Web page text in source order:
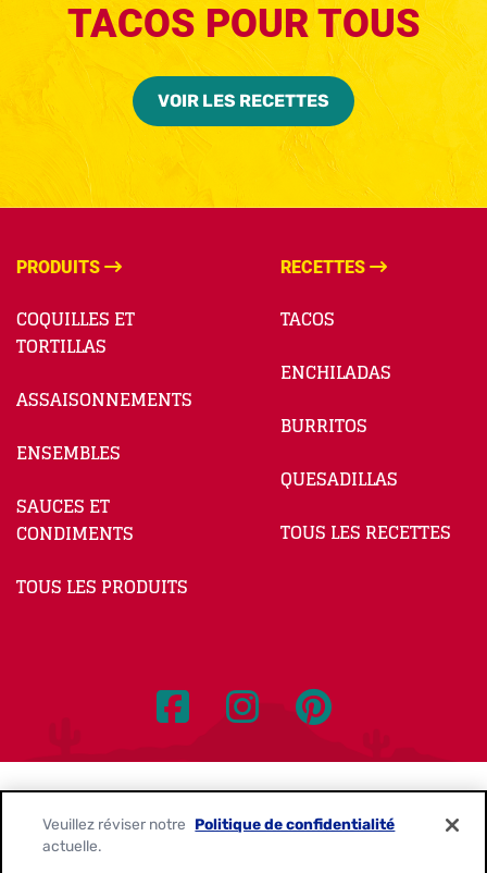
TACOS POUR TOUS
VOIR LES RECETTES
PRODUITS
COQUILLES ET
TORTILLAS
ASSAISONNEMENTS
ENSEMBLES
SAUCES ET
CONDIMENTS
TOUS LES PRODUITS
RECETTES
TACOS
ENCHILADAS
BURRITOS
QUESADILLAS
TOUS LES RECETTES
Avis sur les témoins
Veuillez réviser notre
Politique de confidentialité
actuelle.